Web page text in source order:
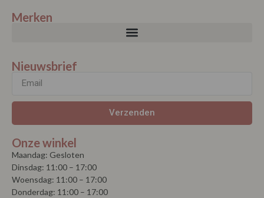
Merken
Nieuwsbrief
Verzenden
Onze winkel
Maandag: Gesloten
Dinsdag: 11:00 – 17:00
Woensdag: 11:00 – 17:00
Donderdag: 11:00 – 17:00